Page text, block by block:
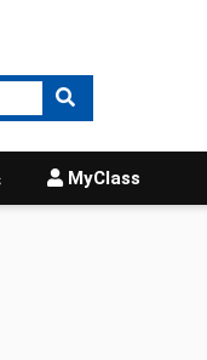
MyClass